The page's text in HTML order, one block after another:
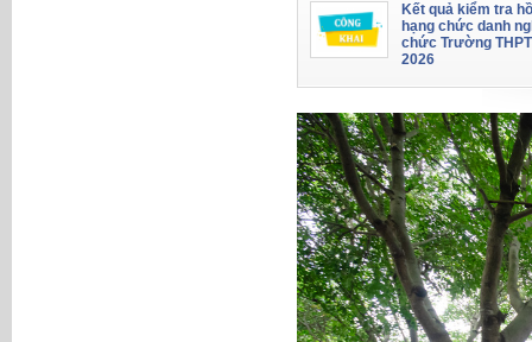
Kết quả kiểm tra
hạng chức danh
chức Trường
2026